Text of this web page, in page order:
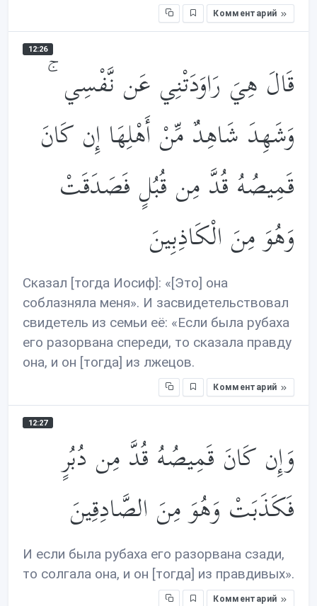
Комментарий
12:26
قَالَ هِيَ رَاوَدَتْنِي عَن نَّفْسِي ۚ
وَشَهِدَ شَاهِدٌ مِّنْ أَهْلِهَا إِن كَانَ
قَمِيصُهُ قُدَّ مِن قُبُلٍ فَصَدَقَتْ
وَهُوَ مِنَ الْكَاذِبِينَ
Сказал [тогда Иосиф]: «[Это] она
соблазняла меня». И засвидетельствовал
свидетель из семьи её: «Если была рубаха
его разорвана спереди, то сказала правду
она, и он [тогда] из лжецов.
Комментарий
12:27
وَإِن كَانَ قَمِيصُهُ قُدَّ مِن دُبُرٍ
فَكَذَبَتْ وَهُوَ مِنَ الصَّادِقِينَ
И если была рубаха его разорвана сзади,
то солгала она, и он [тогда] из правдивых».
Комментарий